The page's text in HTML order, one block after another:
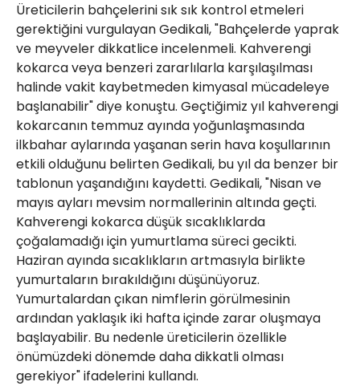
Üreticilerin bahçelerini sık sık kontrol etmeleri
gerektiğini vurgulayan Gedikali, "Bahçelerde yaprak
ve meyveler dikkatlice incelenmeli. Kahverengi
kokarca veya benzeri zararlılarla karşılaşılması
halinde vakit kaybetmeden kimyasal mücadeleye
başlanabilir" diye konuştu. Geçtiğimiz yıl kahverengi
kokarcanın temmuz ayında yoğunlaşmasında
ilkbahar aylarında yaşanan serin hava koşullarının
etkili olduğunu belirten Gedikali, bu yıl da benzer bir
tablonun yaşandığını kaydetti. Gedikali, "Nisan ve
mayıs ayları mevsim normallerinin altında geçti.
Kahverengi kokarca düşük sıcaklıklarda
çoğalamadığı için yumurtlama süreci gecikti.
Haziran ayında sıcaklıkların artmasıyla birlikte
yumurtaların bırakıldığını düşünüyoruz.
Yumurtalardan çıkan nimflerin görülmesinin
ardından yaklaşık iki hafta içinde zarar oluşmaya
başlayabilir. Bu nedenle üreticilerin özellikle
önümüzdeki dönemde daha dikkatli olması
gerekiyor" ifadelerini kullandı.